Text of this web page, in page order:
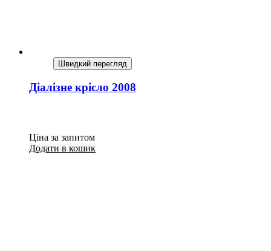
Швидкий перегляд
Діалізне крісло 2008
Ціна за запитом
Додати в кошик